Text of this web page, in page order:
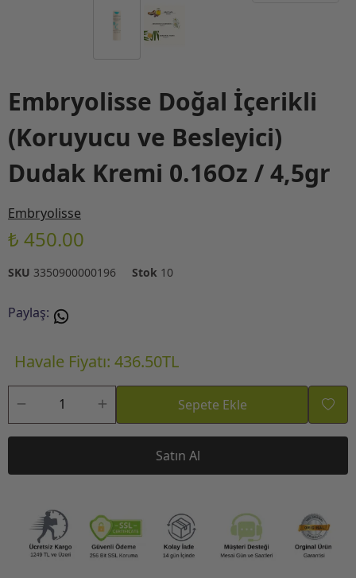
Embryolisse Doğal İçerikli
(Koruyucu ve Besleyici)
Dudak Kremi 0.16Oz / 4,5gr
Embryolisse
₺ 450.00
SKU 3350900000196 Stok 10
Paylaş:
Havale Fiyatı: 436.50TL
Sepete Ekle
Satın Al